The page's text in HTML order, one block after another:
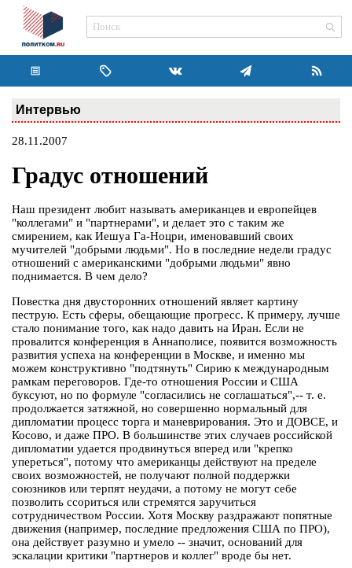
Интервью
28.11.2007
Градус отношений
Наш президент любит называть американцев и европейцев
"коллегами" и "партнерами", и делает это с таким же
смирением, как Иешуа Га-Ноцри, именовавший своих
мучителей "добрыми людьми". Но в последние недели градус
отношений с американскими "добрыми людьми" явно
поднимается. В чем дело?
Повестка дня двусторонних отношений являет картину
пеструю. Есть сферы, обещающие прогресс. К примеру, лучше
стало понимание того, как надо давить на Иран. Если не
провалится конференция в Аннаполисе, появится возможность
развития успеха на конференции в Москве, и именно мы
можем конструктивно "подтянуть" Сирию к международным
рамкам переговоров. Где-то отношения России и США
буксуют, но по формуле "согласились не соглашаться",-- т. е.
продолжается затяжной, но совершенно нормальный для
дипломатии процесс торга и маневрирования. Это и ДОВСЕ, и
Косово, и даже ПРО. В большинстве этих случаев российской
дипломатии удается продвинуться вперед или "крепко
упереться", потому что американцы действуют на пределе
своих возможностей, не получают полной поддержки
союзников или терпят неудачи, а потому не могут себе
позволить ссориться или стремятся заручиться
сотрудничеством России. Хотя Москву раздражают попятные
движения (например, последние предложения США по ПРО),
она действует разумно и умело -- значит, оснований для
эскалации критики "партнеров и коллег" вроде бы нет.